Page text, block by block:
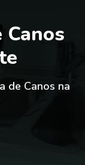
de Canos na